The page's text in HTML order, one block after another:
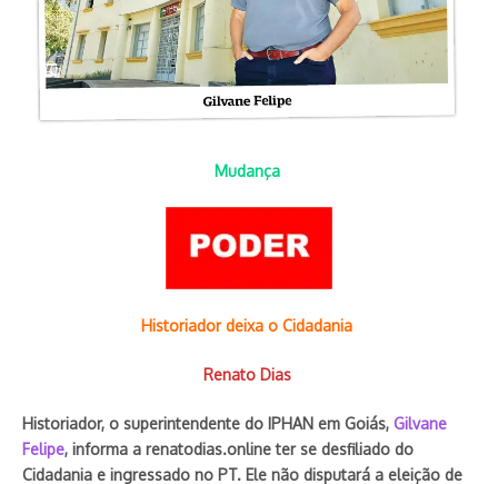
Mudança
Historiador deixa o Cidadania
Renato Dias
Historiador, o superintendente do IPHAN em Goiás, Gilvane
Felipe, informa a renatodias.online ter se desfiliado do
Cidadania e ingressado no PT. Ele não disputará a eleição de